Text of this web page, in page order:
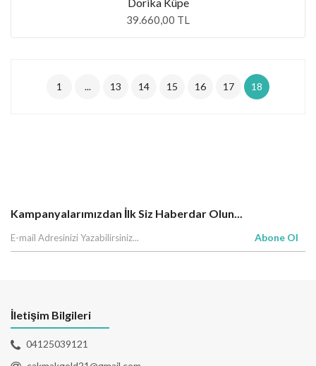
39.660,00 TL
1 ... 13 14 15 16 17 18
Kampanyalarımızdan İlk Siz Haberdar Olun...
Abone Ol
İletişim Bilgileri
04125039121